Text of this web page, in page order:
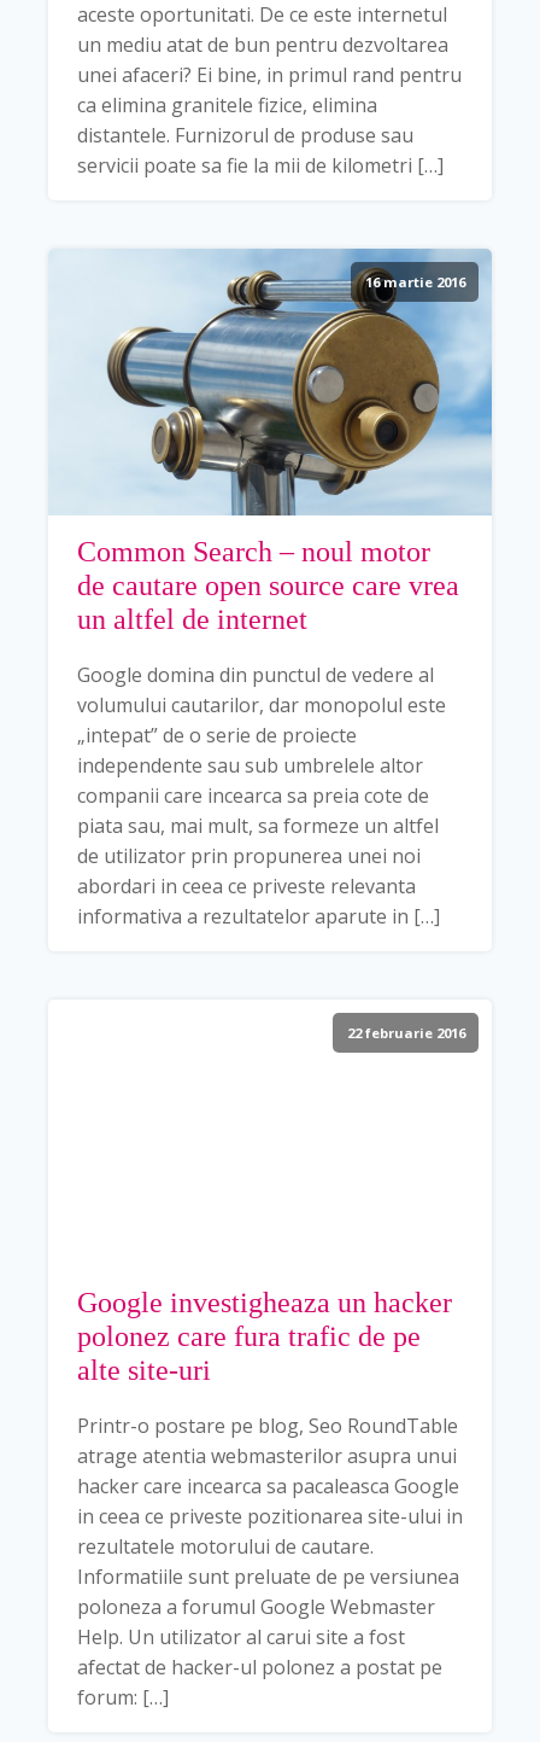
aceste oportunitati. De ce este internetul
un mediu atat de bun pentru dezvoltarea
unei afaceri? Ei bine, in primul rand pentru
ca elimina granitele fizice, elimina
distantele. Furnizorul de produse sau
servicii poate sa fie la mii de kilometri […]
16 martie 2016
Common Search – noul motor
de cautare open source care vrea
un altfel de internet
Google domina din punctul de vedere al
volumului cautarilor, dar monopolul este
„intepat” de o serie de proiecte
independente sau sub umbrelele altor
companii care incearca sa preia cote de
piata sau, mai mult, sa formeze un altfel
de utilizator prin propunerea unei noi
abordari in ceea ce priveste relevanta
informativa a rezultatelor aparute in […]
22 februarie 2016
Google investigheaza un hacker
polonez care fura trafic de pe
alte site-uri
Printr-o postare pe blog, Seo RoundTable
atrage atentia webmasterilor asupra unui
hacker care incearca sa pacaleasca Google
in ceea ce priveste pozitionarea site-ului in
rezultatele motorului de cautare.
Informatiile sunt preluate de pe versiunea
poloneza a forumul Google Webmaster
Help. Un utilizator al carui site a fost
afectat de hacker-ul polonez a postat pe
forum: […]